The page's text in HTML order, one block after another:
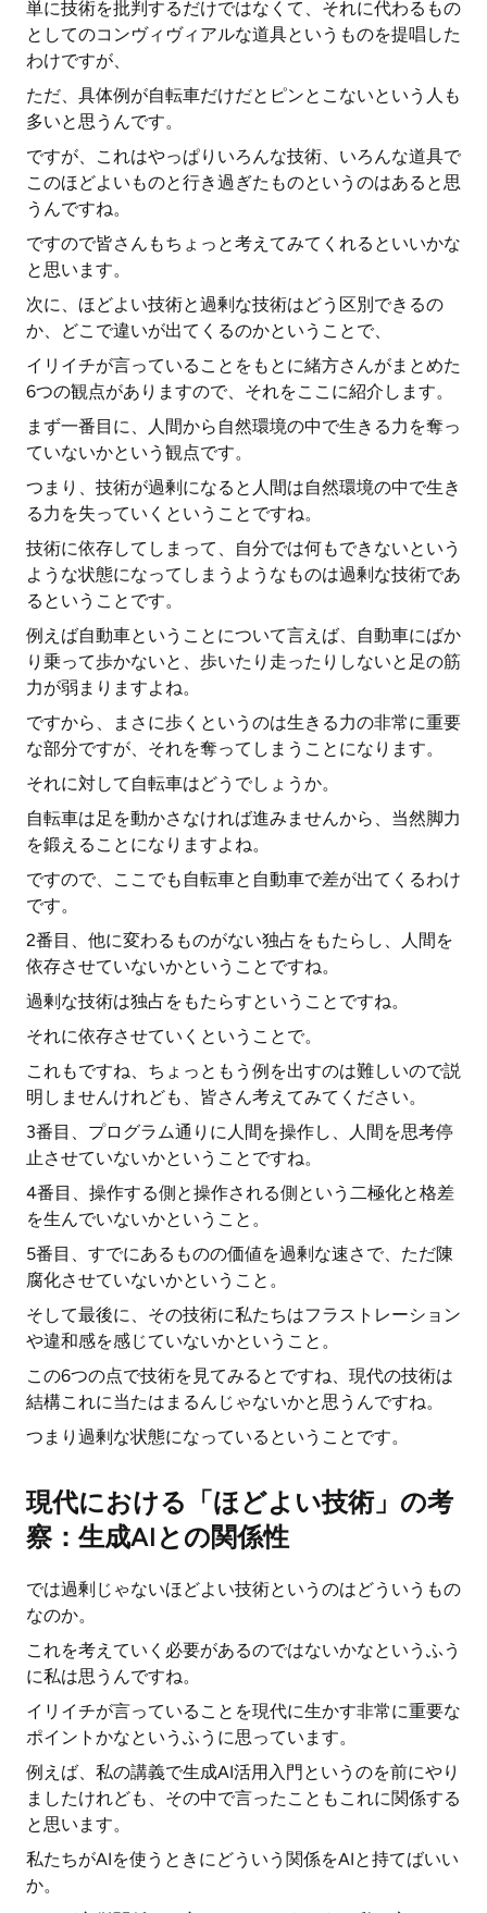
単に技術を批判するだけではなくて、それに代わるもの
としてのコンヴィヴィアルな道具というものを提唱した
わけですが、
ただ、具体例が自転車だけだとピンとこないという人も
多いと思うんです。
ですが、これはやっぱりいろんな技術、いろんな道具で
このほどよいものと行き過ぎたものというのはあると思
うんですね。
ですので皆さんもちょっと考えてみてくれるといいかな
と思います。
次に、ほどよい技術と過剰な技術はどう区別できるの
か、どこで違いが出てくるのかということで、
イリイチが言っていることをもとに緒方さんがまとめた
6つの観点がありますので、それをここに紹介します。
まず一番目に、人間から自然環境の中で生きる力を奪っ
ていないかという観点です。
つまり、技術が過剰になると人間は自然環境の中で生き
る力を失っていくということですね。
技術に依存してしまって、自分では何もできないという
ような状態になってしまうようなものは過剰な技術であ
るということです。
例えば自動車ということについて言えば、自動車にばか
り乗って歩かないと、歩いたり走ったりしないと足の筋
力が弱まりますよね。
ですから、まさに歩くというのは生きる力の非常に重要
な部分ですが、それを奪ってしまうことになります。
それに対して自転車はどうでしょうか。
自転車は足を動かさなければ進みませんから、当然脚力
を鍛えることになりますよね。
ですので、ここでも自転車と自動車で差が出てくるわけ
です。
2番目、他に変わるものがない独占をもたらし、人間を
依存させていないかということですね。
過剰な技術は独占をもたらすということですね。
それに依存させていくということで。
これもですね、ちょっともう例を出すのは難しいので説
明しませんけれども、皆さん考えてみてください。
3番目、プログラム通りに人間を操作し、人間を思考停
止させていないかということですね。
4番目、操作する側と操作される側という二極化と格差
を生んでいないかということ。
5番目、すでにあるものの価値を過剰な速さで、ただ陳
腐化させていないかということ。
そして最後に、その技術に私たちはフラストレーション
や違和感を感じていないかということ。
この6つの点で技術を見てみるとですね、現代の技術は
結構これに当たはまるんじゃないかと思うんですね。
つまり過剰な状態になっているということです。
現代における「ほどよい技術」の考
察：生成AIとの関係性
では過剰じゃないほどよい技術というのはどういうもの
なのか。
これを考えていく必要があるのではないかなというふう
に私は思うんですね。
イリイチが言っていることを現代に生かす非常に重要な
ポイントかなというふうに思っています。
例えば、私の講義で生成AI活用入門というのを前にやり
ましたけれども、その中で言ったこともこれに関係する
と思います。
私たちがAIを使うときにどういう関係をAIと持てばいい
か。